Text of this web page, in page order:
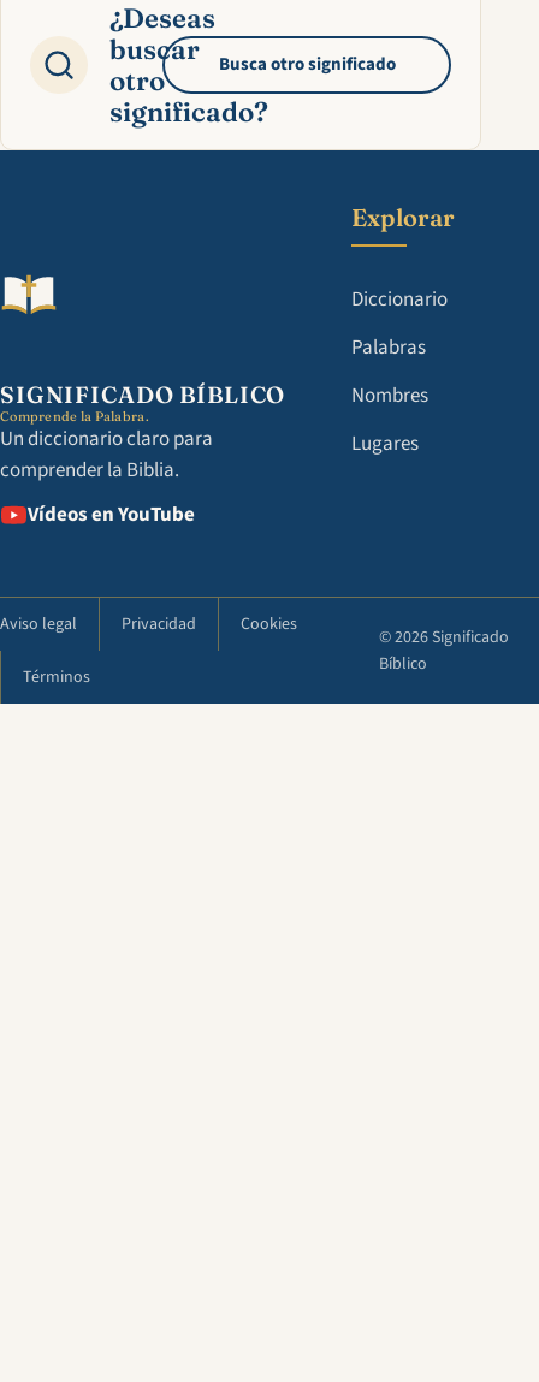
¿Deseas
buscar
otro
significado?
Busca otro significado
SIGNIFICADO BÍBLICO
Comprende la Palabra.
Un diccionario claro para
comprender la Biblia.
Vídeos en YouTube
Explorar
Diccionario
Palabras
Nombres
Lugares
Aviso legal Privacidad Cookies
Términos
© 2026 Significado
Bíblico